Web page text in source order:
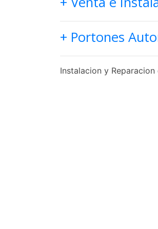
+ Portones
Instalacion y Reparacion